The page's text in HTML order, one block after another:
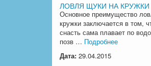
ЛОВЛЯ ЩУКИ НА КРУЖКИ
Основное преимущество
кружки заключается в том,
снасть сама плавает по
позв … Подробнее
Дата: 29.04.2015